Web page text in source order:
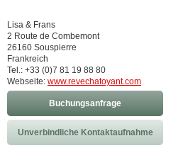
Lisa & Frans
2 Route de Combemont
26160 Souspierre
Frankreich
Tel.: +33 (0)7 81 19 88 80
Webseite: www.revechatoyant.com
Buchungsanfrage
Unverbindliche Kontaktaufnahme